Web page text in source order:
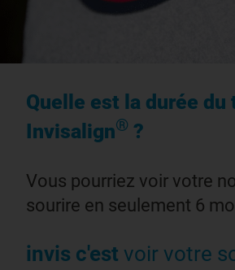
Quelle est la durée
Invisalign® ?
Vous pourriez voir votre
sourire en seulement 6
invis c'est voir votre